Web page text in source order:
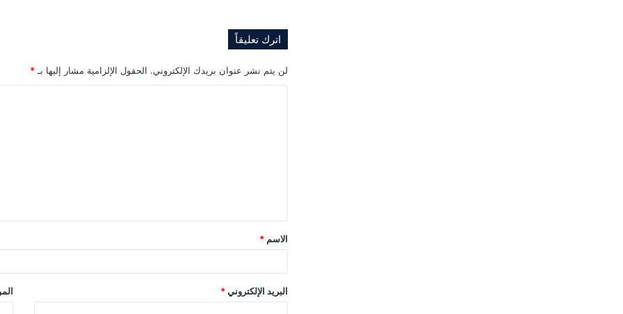
اترك تعليقاً
لن يتم نشر عنوان بريدك الإلكتروني. الحقول الإلزامية مشار إليها بـ *
ق
*
الاسم *
البريد الإلكتروني *